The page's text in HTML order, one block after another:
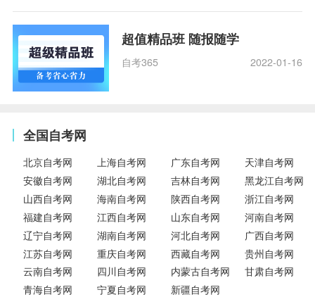
超值精品班 随报随学
自考365 2022-01-16
全国自考网
北京自考网 上海自考网 广东自考网
天津自考网
安徽自考网
湖北自考网 吉林自考网
黑龙江自考网
山西自考网
海南自考网 陕西自考网
浙江自考网
福建自考网
江西自考网 山东自考网
河南自考网
辽宁自考网
湖南自考网 河北自考网
广西自考网
江苏自考网
重庆自考网 西藏自考网
贵州自考网
云南自考网
四川自考网 内蒙古自考网
甘肃自考网
青海自考网
宁夏自考网 新疆自考网